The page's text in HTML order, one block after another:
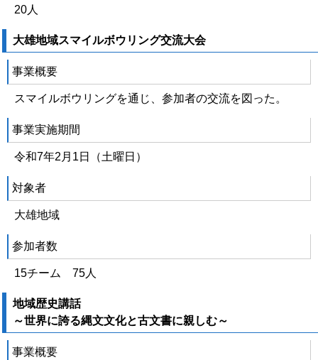
20人
大雄地域スマイルボウリング交流大会
事業概要
スマイルボウリングを通じ、参加者の交流を図った。
事業実施期間
令和7年2月1日（土曜日）
対象者
大雄地域
参加者数
15チーム 75人
地域歴史講話
～世界に誇る縄文文化と古文書に親しむ～
事業概要